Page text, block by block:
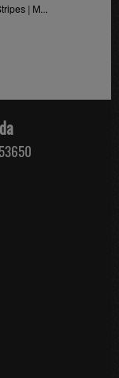
| M...